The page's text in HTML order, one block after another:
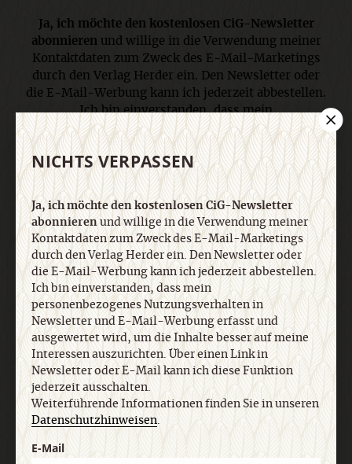
Ja, ich möchte den kostenlosen CiG-Newsletter
abonnieren und willige in die Verwendung meiner
Kontaktdaten zum Zweck des E-Mail-Marketings
durch den Verlag Herder ein. Den Newsletter oder
die E-Mail-Werbung kann ich jederzeit abbestellen.
Ich bin einverstanden, dass mein
personenbezogenes Nutzungsverhalten in
Newsletter und E-Mail-Werbung erfasst und
ausgewertet wird, um die Inhalte besser auf meine
Interessen auszurichten. Über einen Link in
Newsletter oder E-Mail kann ich diese Funktion
jederzeit ausschalten. Weiterführende
Informationen finden Sie in unseren
Datenschutzhinweisen .
E-Mail
NICHTS VERPASSEN
Ja, ich möchte den kostenlosen CiG-Newsletter
abonnierenund willige in die Verwendung meiner
Kontaktdaten zum Zweck des E-Mail-Marketings
durch den Verlag Herder ein. Den Newsletter oder
die E-Mail-Werbung kann ich jederzeit abbestellen.
Ich bin einverstanden, dass mein
personenbezogenes Nutzungsverhalten in
Newsletter und E-Mail-Werbung erfasst und
ausgewertet wird, um die Inhalte besser auf meine
Interessen auszurichten. Über einen Link in
Newsletter oder E-Mail kann ich diese Funktion
jederzeit ausschalten.
Weiterführende Informationen finden Sie in unseren
Datenschutzhinweisen.
E-Mail